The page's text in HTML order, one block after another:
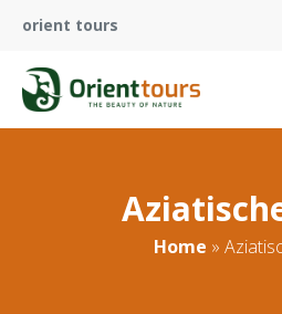
orient tours
Home »